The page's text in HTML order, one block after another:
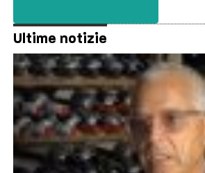
Ultime notizie